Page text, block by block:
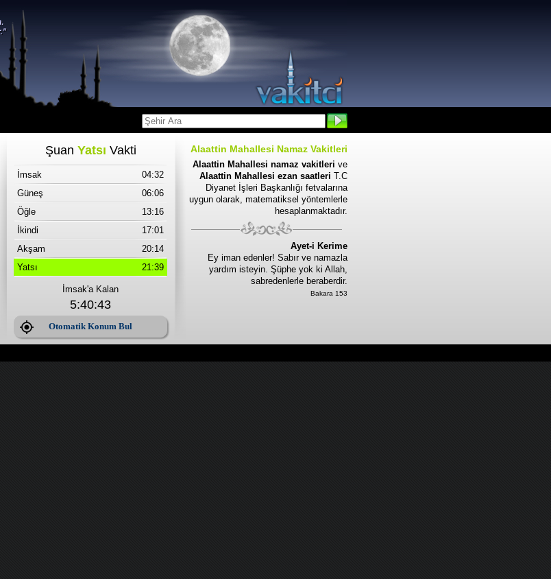
Şuan Yatsı Vakti
İmsak
04:32
Güneş
06:06
Öğle
13:16
İkindi
17:01
Akşam
20:14
Yatsı
21:39
İmsak'a Kalan
5:40:43
Otomatik Konum Bul
Alaattin Mahallesi Namaz Vakitleri
Alaattin Mahallesi namaz vakitleri ve
Alaattin Mahallesi ezan saatleri T.C
Diyanet İşleri Başkanlığı fetvalarına
uygun olarak, matematiksel yöntemlerle
hesaplanmaktadır.
Ayet-i Kerime
Ey iman edenler! Sabır ve namazla
yardım isteyin. Şüphe yok ki Allah,
sabredenlerle beraberdir.
Bakara 153